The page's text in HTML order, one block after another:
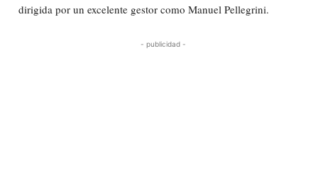
dirigida por un excelente gestor como Manuel Pellegrini.
- publicidad -